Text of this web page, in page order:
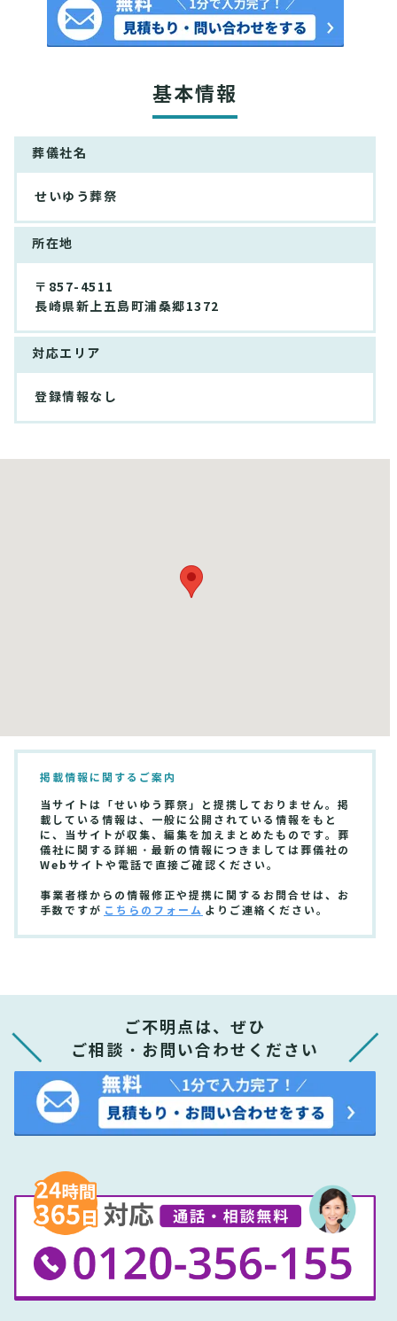
基本情報
葬儀社名
せいゆう葬祭
所在地
〒857-4511
長崎県新上五島町浦桑郷1372
対応エリア
登録情報なし
掲載情報に関するご案内
当サイトは「せいゆう葬祭」と提携しておりません。掲
載している情報は、一般に公開されている情報をもと
に、当サイトが収集、編集を加えまとめたものです。葬
儀社に関する詳細・最新の情報につきましては葬儀社の
Webサイトや電話で直接ご確認ください。
事業者様からの情報修正や提携に関するお問合せは、お
手数ですが こちらのフォーム よりご連絡ください。
ご不明点は、ぜひ
ご相談・お問い合わせください